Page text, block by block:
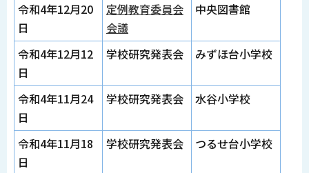
令和4年12月20
日
定例教育委員会
会議
中央図書館
令和4年12月12
日
学校研究発表会 みずほ台小学校
令和4年11月24
日
学校研究発表会 水谷小学校
令和4年11月18
日
学校研究発表会 つるせ台小学校